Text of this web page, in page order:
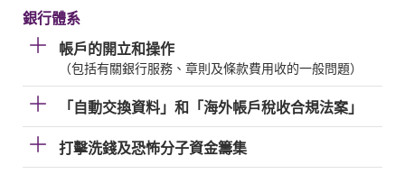
銀行體系
帳戶的開立和操作
（包括有關銀行服務、章則及條款費用收的一般問題）
「自動交換資料」和「海外帳戶稅收合規法案」
打擊洗錢及恐怖分子資金籌集